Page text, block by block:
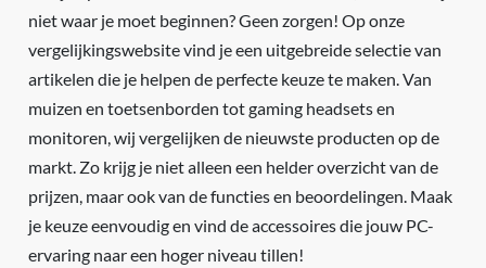
niet waar je moet beginnen? Geen zorgen! Op onze
vergelijkingswebsite vind je een uitgebreide selectie van
artikelen die je helpen de perfecte keuze te maken. Van
muizen en toetsenborden tot gaming headsets en
monitoren, wij vergelijken de nieuwste producten op de
markt. Zo krijg je niet alleen een helder overzicht van de
prijzen, maar ook van de functies en beoordelingen. Maak
je keuze eenvoudig en vind de accessoires die jouw PC-
ervaring naar een hoger niveau tillen!